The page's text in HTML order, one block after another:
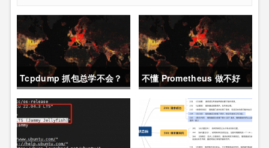
Tcpdump 抓包总学不会？
这篇保姆级教程，今天可以
拿下！
不懂 Prometheus 做不好
运维？那就来看这一篇干货
吧。